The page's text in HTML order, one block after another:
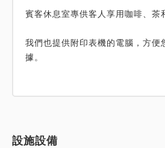
賓客休息室專供客人享用咖啡、茶
我們也提供附印表機的電腦，方便
據。
設施設備